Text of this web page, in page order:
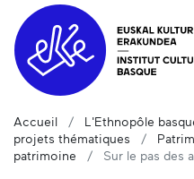
Accueil L'Ethnopôle
projets thématiques
patrimoine
Sur le pas des